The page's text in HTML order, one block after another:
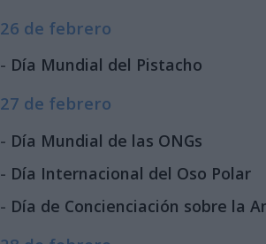
26 de febrero
- Día Mundial del Pistacho
27 de febrero
- Día Mundial de las ONGs
- Día Internacional del Oso Polar
- Día de Concienciación sobre la